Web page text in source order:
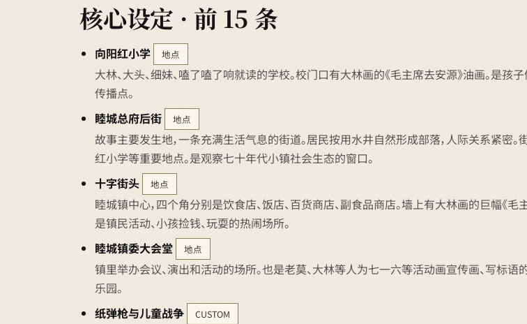
核心设定 · 前 15 条
向阳红小学 地点
大林、大头、细妹、嗑了嗑了响就读的学校。校门口有大林画的《毛主席去安源》油画。是孩
传播点。
睦城总府后街
地点
故事主要发生地，一条充满生活气息的街道。居民按用水井自然形成部落，人际关系紧密。
红小学等重要地点。是观察七十年代小镇社会生态的窗口。
十字街头
地点
睦城镇中心，四个角分别是饮食店、饭店、百货商店、副食品商店。墙上有大林画的巨幅《
是镇民活动、小孩捡钱、玩耍的热闹场所。
睦城镇委大会堂
地点
镇里举办会议、演出和活动的场所。也是老莫、大林等人为七一六等活动画宣传画、写标语
乐园。
纸弹枪与儿童战争
CUSTOM